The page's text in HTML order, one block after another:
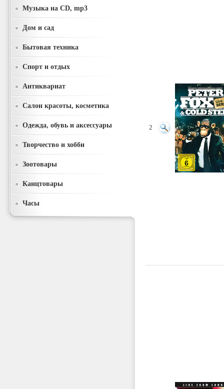
Музыка на CD, mp3
Дом и сад
Бытовая техника
Спорт и отдых
Антиквариат
Салон красоты, косметика
Одежда, обувь и аксессуары
Творчество и хобби
Зоотовары
Канцтовары
Часы
2